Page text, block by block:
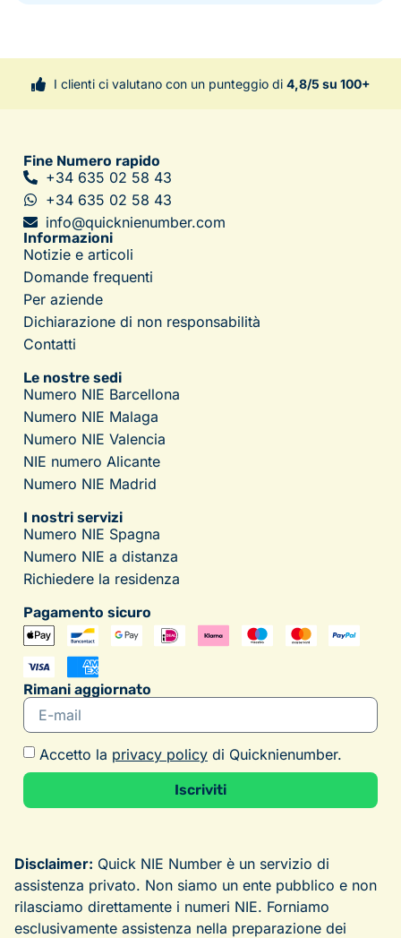
I clienti ci valutano con un punteggio di 4,8/5 su 100+
Fine Numero rapido
+34 635 02 58 43
+34 635 02 58 43
info@quicknienumber.com
Informazioni
Notizie e articoli
Domande frequenti
Per aziende
Dichiarazione di non responsabilità
Contatti
Le nostre sedi
Numero NIE Barcellona
Numero NIE Malaga
Numero NIE Valencia
NIE numero Alicante
Numero NIE Madrid
I nostri servizi
Numero NIE Spagna
Numero NIE a distanza
Richiedere la residenza
Pagamento sicuro
Rimani aggiornato
Accetto la privacy policy di Quicknienumber.
Iscriviti
Disclaimer: Quick NIE Number è un servizio di
assistenza privato. Non siamo un ente pubblico e non
rilasciamo direttamente i numeri NIE. Forniamo
esclusivamente assistenza nella preparazione dei